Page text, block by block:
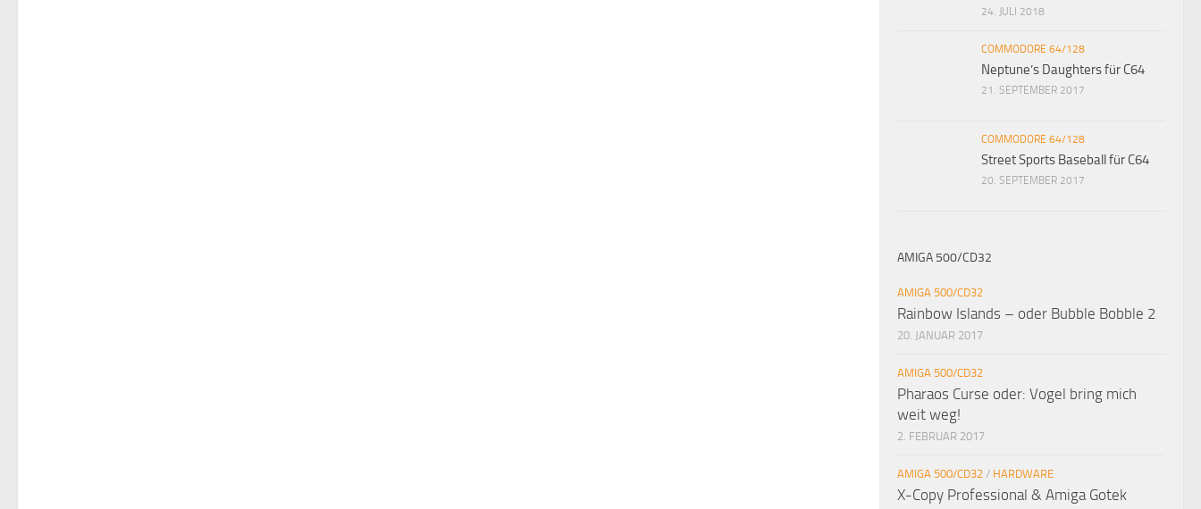
24. JULI 2018
COMMODORE 64/128
Neptune’s Daughters für C64
21. SEPTEMBER 2017
COMMODORE 64/128
Street Sports Baseball für C64
20. SEPTEMBER 2017
AMIGA 500/CD32
AMIGA 500/CD32
Rainbow Islands – oder Bubble Bobble 2
20. JANUAR 2017
AMIGA 500/CD32
Pharaos Curse oder: Vogel bring mich
weit weg!
2. FEBRUAR 2017
AMIGA 500/CD32 / HARDWARE
X-Copy Professional & Amiga Gotek